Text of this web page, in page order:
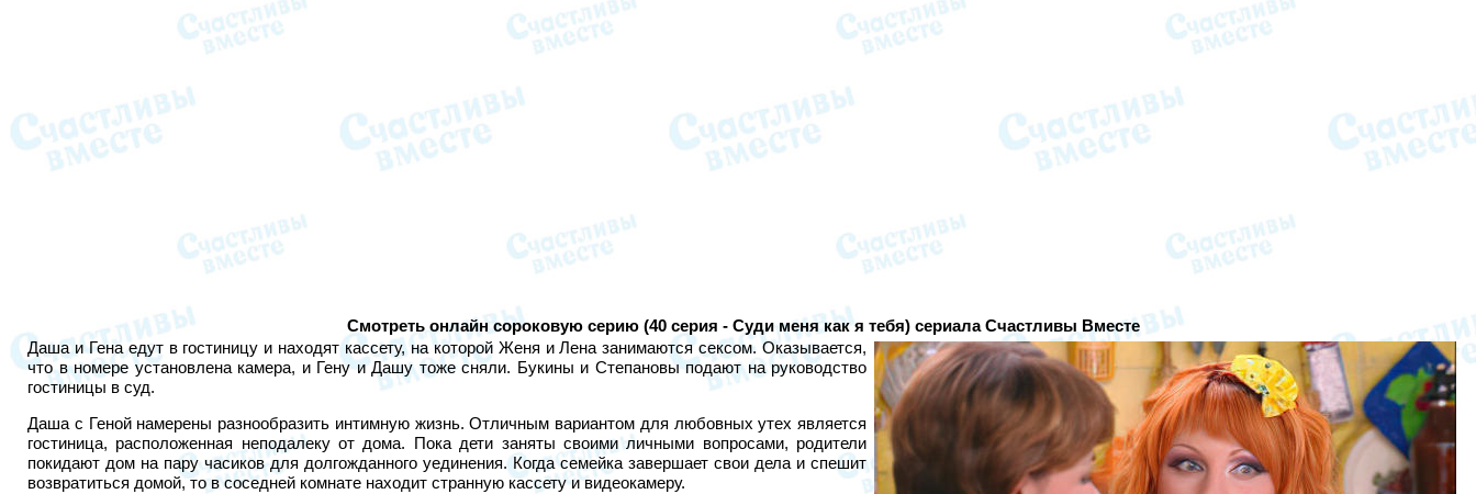
Смотреть онлайн сороковую серию (40 серия - Суди меня как я тебя) сериала Счастливы Вместе
Даша и Гена едут в гостиницу и находят кассету, на которой Женя и Лена занимаются сексом. Оказывается,
что в номере установлена камера, и Гену и Дашу тоже сняли. Букины и Степановы подают на руководство
гостиницы в суд.
Даша с Геной намерены разнообразить интимную жизнь. Отличным вариантом для любовных утех является
гостиница, расположенная неподалеку от дома. Пока дети заняты своими личными вопросами, родители
покидают дом на пару часиков для долгожданного уединения. Когда семейка завершает свои дела и спешит
возвратиться домой, то в соседней комнате находит странную кассету и видеокамеру.